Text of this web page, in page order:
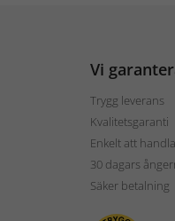
Vi
Trygg leverans
Kvalitetsgaranti
Enkelt att handla
30 dagars
Säker betalning